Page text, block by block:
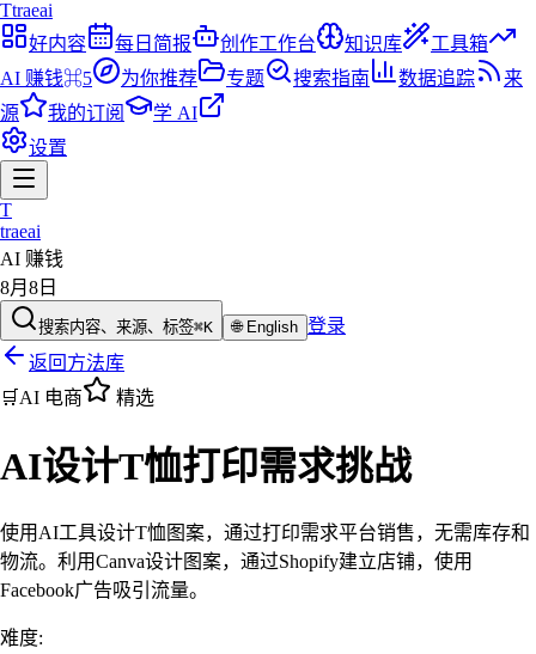
Ttraeai
好内容
每日简报 创作工作台 知识库
工具箱
AI 赚钱⌘5 为你推荐 专题 搜索指南 数据追踪
来
源
我的订阅
学 AI
设置
T
traeai
AI 赚钱
8月8日
搜索内容、来源、标签⌘K 🌐 English 登录
返回方法库
🛒 AI 电商 精选
AI设计T恤打印需求挑战
使用AI工具设计T恤图案，通过打印需求平台销售，无需库存和
物流。利用Canva设计图案，通过Shopify建立店铺，使用
Facebook广告吸引流量。
难度: